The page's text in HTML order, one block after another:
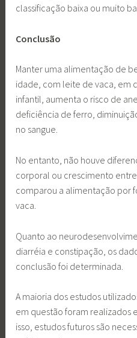
classificação baixa ou muito
Conclusão
Manter uma alimentação de
idade, com leite de vaca, em
infantil, aumenta o risco de
deficiência de ferro,
no sangue.
No entanto, não houve
corporal ou crescimento
comparou a alimentação por
vaca.
Quanto ao
diarréia e constipação, os
conclusão foi determinada.
A maioria dos estudos
em questão foram realizados
isso, estudos futuros são